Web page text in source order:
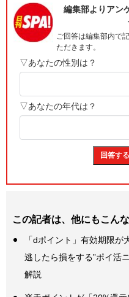
この記者は、他にもこん
「dポイント」有効期限が
逃したら損をする”ポイ活
解説